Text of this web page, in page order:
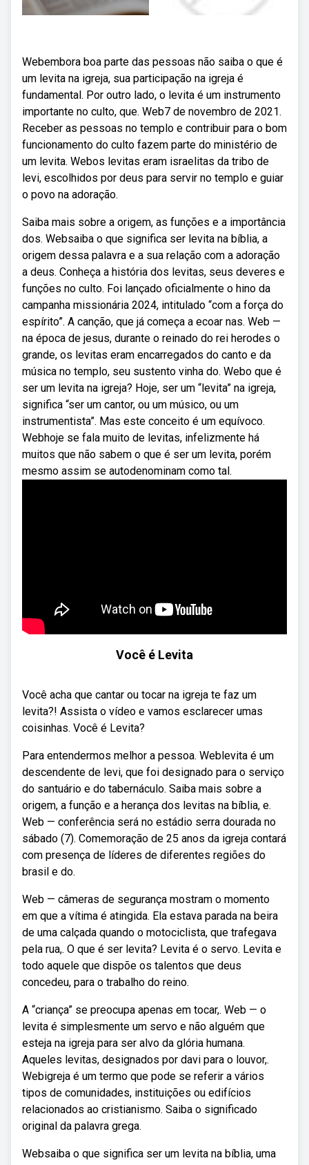
Webembora boa parte das pessoas não saiba o que é
um levita na igreja, sua participação na igreja é
fundamental. Por outro lado, o levita é um instrumento
importante no culto, que. Web7 de novembro de 2021.
Receber as pessoas no templo e contribuir para o bom
funcionamento do culto fazem parte do ministério de
um levita. Webos levitas eram israelitas da tribo de
levi, escolhidos por deus para servir no templo e guiar
o povo na adoração.
Saiba mais sobre a origem, as funções e a importância
dos. Websaiba o que significa ser levita na bíblia, a
origem dessa palavra e a sua relação com a adoração
a deus. Conheça a história dos levitas, seus deveres e
funções no culto. Foi lançado oficialmente o hino da
campanha missionária 2024, intitulado “com a força do
espírito”. A canção, que já começa a ecoar nas. Web —
na época de jesus, durante o reinado do rei herodes o
grande, os levitas eram encarregados do canto e da
música no templo, seu sustento vinha do. Webo que é
ser um levita na igreja? Hoje, ser um “levita” na igreja,
significa “ser um cantor, ou um músico, ou um
instrumentista”. Mas este conceito é um equívoco.
Webhoje se fala muito de levitas, infelizmente há
muitos que não sabem o que é ser um levita, porém
mesmo assim se autodenominam como tal.
Você é Levita
Você acha que cantar ou tocar na igreja te faz um
levita?! Assista o vídeo e vamos esclarecer umas
coisinhas. Você é Levita?
Para entendermos melhor a pessoa. Weblevita é um
descendente de levi, que foi designado para o serviço
do santuário e do tabernáculo. Saiba mais sobre a
origem, a função e a herança dos levitas na bíblia, e.
Web — conferência será no estádio serra dourada no
sábado (7). Comemoração de 25 anos da igreja contará
com presença de líderes de diferentes regiões do
brasil e do.
Web — câmeras de segurança mostram o momento
em que a vítima é atingida. Ela estava parada na beira
de uma calçada quando o motociclista, que trafegava
pela rua,. O que é ser levita? Levita é o servo. Levita e
todo aquele que dispõe os talentos que deus
concedeu, para o trabalho do reino.
A “criança” se preocupa apenas em tocar,. Web — o
levita é simplesmente um servo e não alguém que
esteja na igreja para ser alvo da glória humana.
Aqueles levitas, designados por davi para o louvor,.
Webigreja é um termo que pode se referir a vários
tipos de comunidades, instituições ou edifícios
relacionados ao cristianismo. Saiba o significado
original da palavra grega.
Websaiba o que significa ser um levita na bíblia, uma